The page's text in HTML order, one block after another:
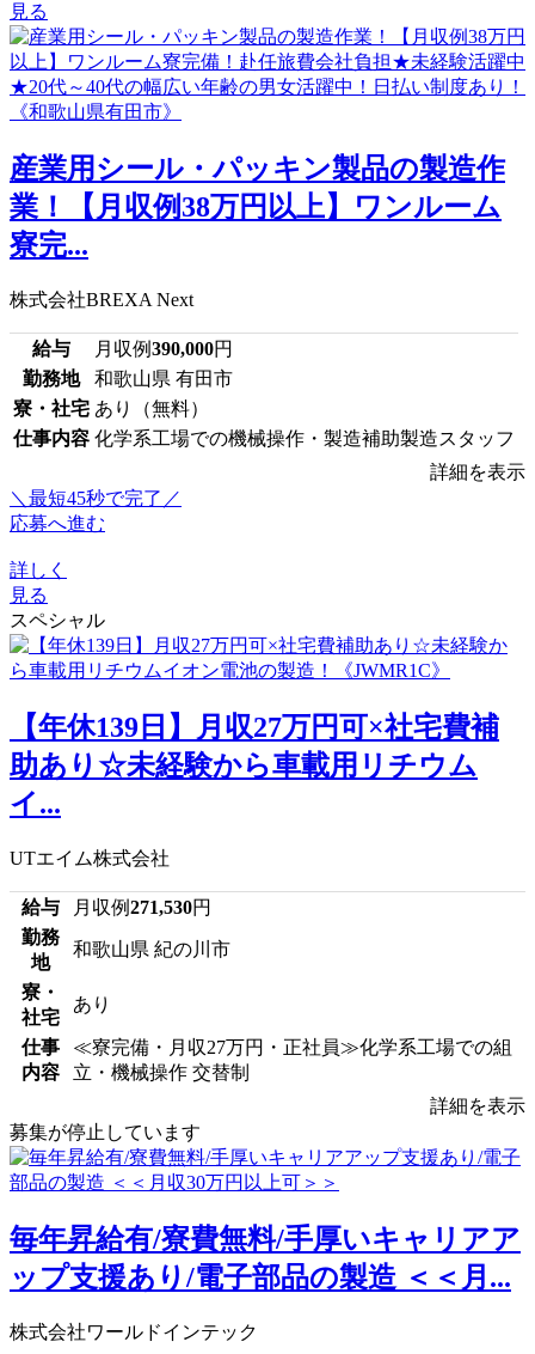
見る
産業用シール・パッキン製品の製造作
業！【月収例38万円以上】ワンルーム
寮完...
株式会社BREXA Next
給与 月収例390,000円
勤務地
和歌山県 有田市
寮・社宅 あり（無料）
仕事内容 化学系工場での機械操作・製造補助製造スタッフ
詳細を表示
＼最短45秒で完了／
応募へ進む
詳しく
見る
スペシャル
【年休139日】月収27万円可×社宅費補
助あり☆未経験から車載用リチウム
イ...
UTエイム株式会社
給与 月収例271,530円
勤務
地
和歌山県 紀の川市
寮・
社宅
あり
仕事
内容
≪寮完備・月収27万円・正社員≫化学系工場での組
立・機械操作 交替制
詳細を表示
募集が停止しています
毎年昇給有/寮費無料/手厚いキャリアア
ップ支援あり/電子部品の製造 ＜＜月...
株式会社ワールドインテック